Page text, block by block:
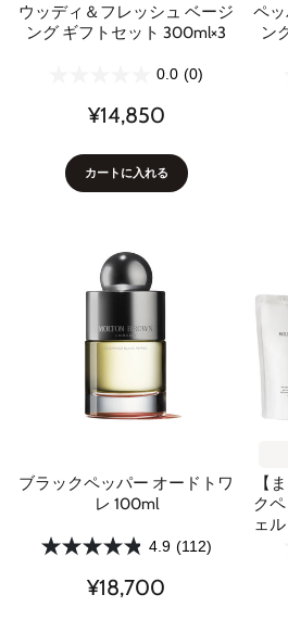
ウッディ＆フレッシュ ベージ
ング ギフトセット 300ml×3
0.0 (0)
¥14,850
カートに入れる
ペ
ン
ブラックペッパー オードトワ
レ 100ml
4.9 (112)
¥18,700
【
ク
ェ